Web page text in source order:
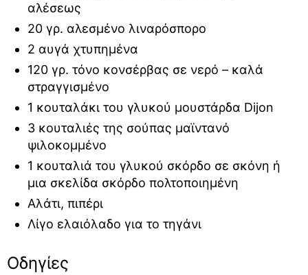
αλέσεως
20 γρ. αλεσμένο λιναρόσπορο
2 αυγά χτυπημένα
120 γρ. τόνο κονσέρβας σε νερό – καλά
στραγγισμένο
1 κουταλάκι του γλυκού μουστάρδα Dijon
3 κουταλιές της σούπας μαϊντανό
ψιλοκομμένο
1 κουταλιά του γλυκού σκόρδο σε σκόνη ή
μια σκελίδα σκόρδο πολτοποιημένη
Αλάτι, πιπέρι
Λίγο ελαιόλαδο για το τηγάνι
Οδηγίες